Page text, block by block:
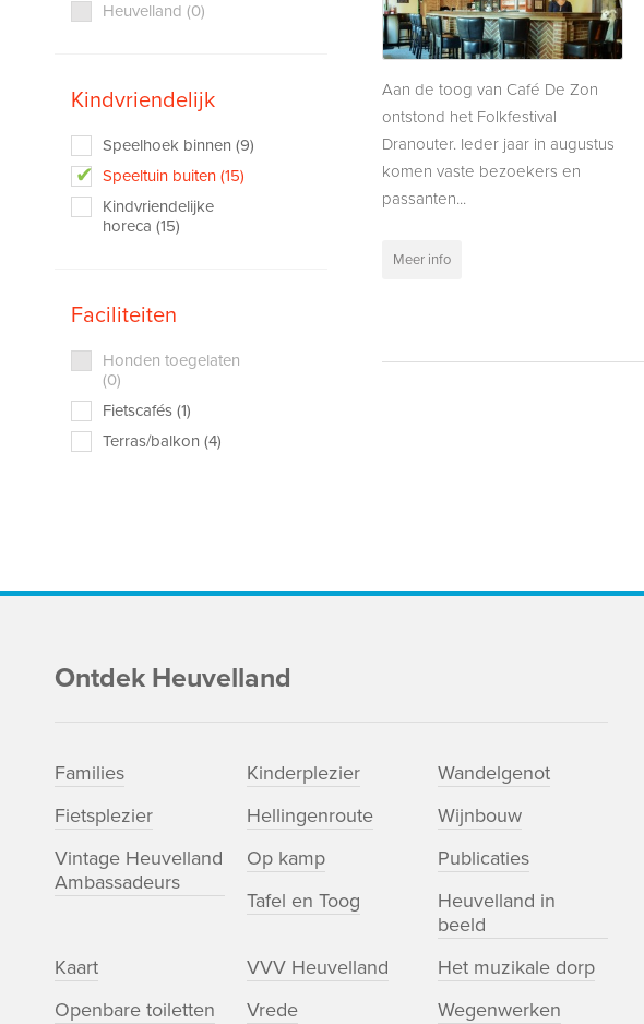
Heuvelland (0)
Kindvriendelijk
Speelhoek binnen (9)
Speeltuin buiten (15)
Kindvriendelijke
horeca (15)
Faciliteiten
Honden toegelaten
(0)
Fietscafés (1)
Terras/balkon (4)
Aan de toog van Café De Zon
ontstond het Folkfestival
Dranouter. Ieder jaar in augustus
komen vaste bezoekers en
passanten...
Meer info
Ontdek Heuvelland
Families Kinderplezier
Wandelgenot
Fietsplezier
Hellingenroute
Wijnbouw
Vintage Heuvelland
Ambassadeurs
Op kamp
Publicaties
Tafel en Toog
Heuvelland in
beeld
Kaart
VVV Heuvelland
Het muzikale dorp
Openbare toiletten
Vrede Wegenwerken